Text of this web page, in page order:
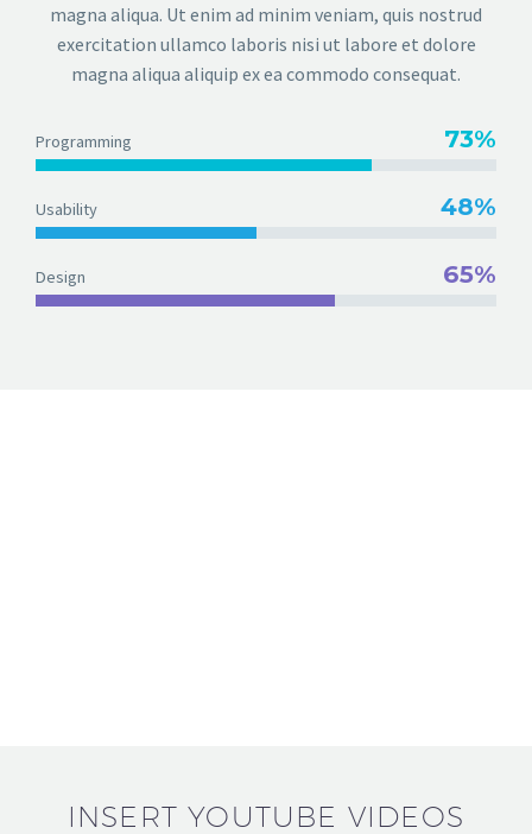
magna aliqua. Ut enim ad minim veniam, quis nostrud
exercitation ullamco laboris nisi ut labore et dolore
magna aliqua aliquip ex ea commodo consequat.
Programming 73%
Usability 48%
Design 65%
INSERT YOUTUBE VIDEOS